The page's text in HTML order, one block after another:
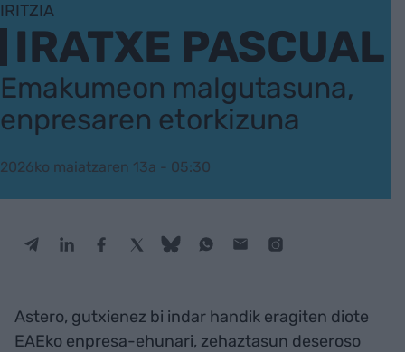
IRITZIA
IRATXE PASCUAL
Emakumeon malgutasuna,
enpresaren etorkizuna
2026ko maiatzaren 13a - 05:30
Astero, gutxienez bi indar handik eragiten diote
EAEko enpresa-ehunari, zehaztasun deseroso